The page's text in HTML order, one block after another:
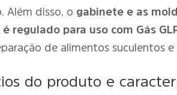
Além disso, o gabinete e as
regulado para uso com Gás
de alimentos suculentos
do produto e